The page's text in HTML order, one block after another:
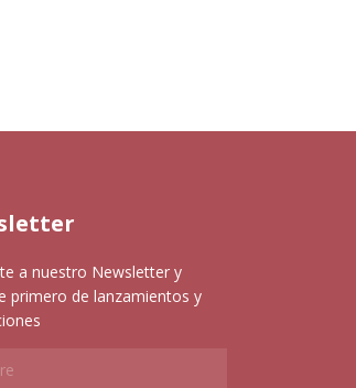
a nuestro Newsletter y
primero de lanzamientos y